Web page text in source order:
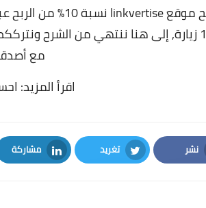
موقع linkvertise نسبة 10% من الربح عبر نظام الإحاله,
إلى هنا ننتهي من الشرح
مع
اقرأ المزيد:
نشر
Facebook
تغريد
Twitter
مشاركة
LinkedIn